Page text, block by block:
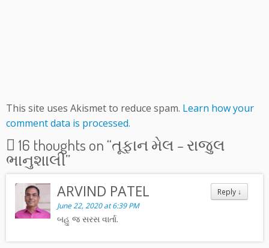
This site uses Akismet to reduce spam. Learn how your
comment data is processed.
16 thoughts on “તૂફાન મેલ – રાજુલ
ભાનુશાલી”
Reply ↓
ARVIND PATEL
June 22, 2020 at 6:39 PM
બહુ જ સરસ વાર્તા.